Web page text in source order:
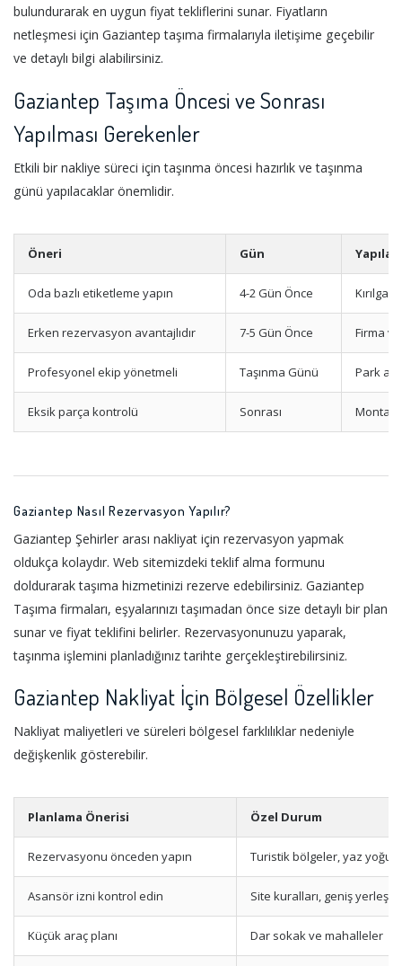
bulundurarak en uygun fiyat tekliflerini sunar. Fiyatların
netleşmesi için Gaziantep taşıma firmalarıyla iletişime geçebilir
ve detaylı bilgi alabilirsiniz.
Gaziantep Taşıma Öncesi ve Sonrası
Yapılması Gerekenler
Etkili bir nakliye süreci için taşınma öncesi hazırlık ve taşınma
günü yapılacaklar önemlidir.
Öneri Gün
Oda bazlı etiketleme yapın 4-2 Gün Önce
Erken rezervasyon avantajlıdır 7-5 Gün Önce Firma
Profesyonel ekip yönetmeli Taşınma Günü Park
Eksik parça kontrolü Sonrası Montaj
Gaziantep Nasıl Rezervasyon Yapılır?
Gaziantep Şehirler arası nakliyat için rezervasyon yapmak
oldukça kolaydır. Web sitemizdeki teklif alma formunu
doldurarak taşıma hizmetinizi rezerve edebilirsiniz. Gaziantep
Taşıma firmaları, eşyalarınızı taşımadan önce size detaylı bir plan
sunar ve fiyat teklifini belirler. Rezervasyonunuzu yaparak,
taşınma işlemini planladığınız tarihte gerçekleştirebilirsiniz.
Gaziantep Nakliyat İçin Bölgesel Özellikler
Nakliyat maliyetleri ve süreleri bölgesel farklılıklar nedeniyle
değişkenlik gösterebilir.
Planlama Önerisi Özel Durum
Rezervasyonu önceden yapın Turistik bölgeler, yaz
Asansör izni kontrol edin Site kuralları, geniş yerleşim
Küçük araç planı Dar sokak ve mahalleler